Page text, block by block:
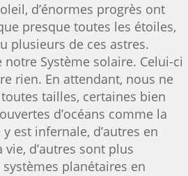
d’énormes progrès ont
presque toutes les étoiles,
plusieurs de ces astres.
Système solaire. Celui-ci
rien. En attendant, nous ne
tailles, certaines bien
d’océans comme la
est infernale, d’autres en
d’autres sont plus
planétaires en